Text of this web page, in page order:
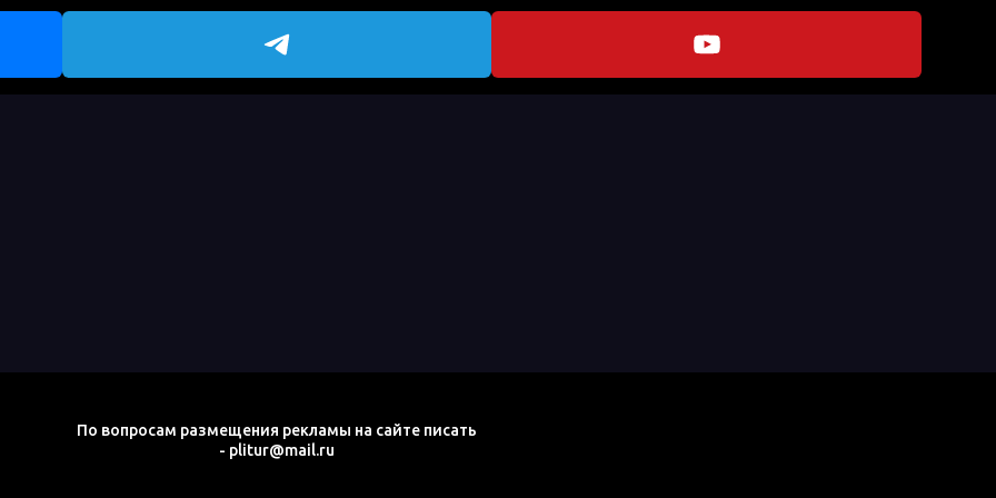
По вопросам размещения рекламы на сайте писать
- plitur@mail.ru